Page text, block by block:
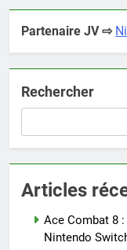
Partenaire JV ⇨
Rechercher
Articles
Ace Combat 8
Nintendo